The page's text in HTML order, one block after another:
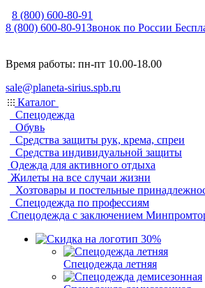
8 (800) 600-80-91
8 (800) 600-80-91Звонок по России
Время работы: пн-пт 10.00-18.00
sale@planeta-sirius.spb.ru
Каталог
Спецодежда
Обувь
Средства защиты рук, крема, спреи
Средства индивидуальной защиты
Одежда для активного отдыха
Жилеты на все случаи жизни
Хозтовары и постельные
Спецодежда по профессиям
Спецодежда с заключением
Спецодежда летняя